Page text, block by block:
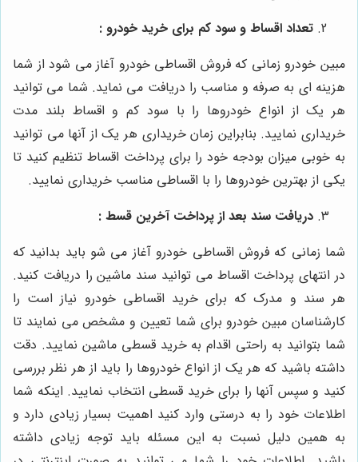
تعداد اقساط و سود کم برای خرید خودرو :
مبین خودرو زمانی که فروش اقساطی خودرو آغاز می شود از شما
هزینه ای به صرفه و مناسب را دریافت می نماید. شما می توانید
هر یک از انواع خودروها را با سود کم و اقساط بلند مدت
خریداری نمایید. بنابراین زمان خریداری هر یک از آنها می توانید
به خوبی میزان بودجه خود را برای پرداخت اقساط تنظیم کنید تا
یکی از بهترین خودروها را با اقساطی مناسب خریداری نمایید.
دریافت سند بعد از پرداخت آخرین قسط :
شما زمانی که فروش اقساطی خودرو آغاز می شو باید بدانید که
در انتهای پرداخت اقساط می توانید سند ماشین را دریافت کنید.
هر سند و مدرک که برای خرید اقساطی خودرو نیاز است را
کارشناسان مبین خودرو برای شما تعیین و مشخص می نمایند تا
شما بتوانید به راحتی اقدام به خرید قسطی ماشین نمایید. دقت
داشته باشید که هر یک از انواع خودروها را باید از هر نظر بررسی
کنید و سپس آنها را برای خرید قسطی انتخاب نمایید. اینکه شما
اطلاعات خود را به درستی وارد کنید اهمیت بسیار زیادی دارد و
به همین دلیل نسبت به این مسئله باید توجه زیادی داشته